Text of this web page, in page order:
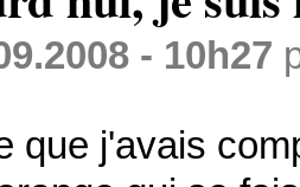
- 10h27
que j'avais